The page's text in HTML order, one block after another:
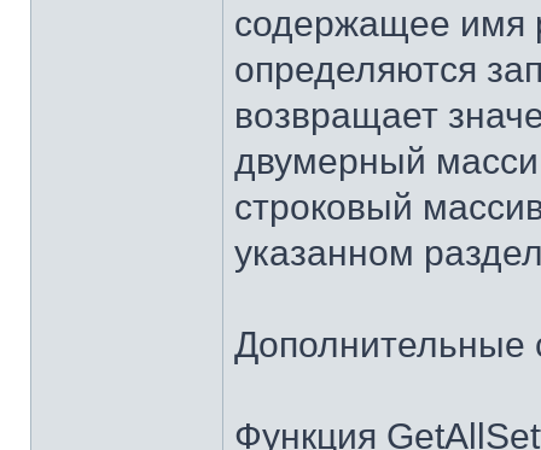
содержащее имя
определяются
возвращает
двумерный
строковый
указанном
Дополнительные
Функция